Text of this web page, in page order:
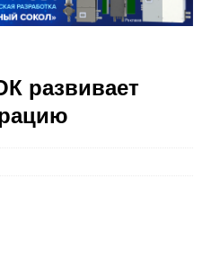
развивает